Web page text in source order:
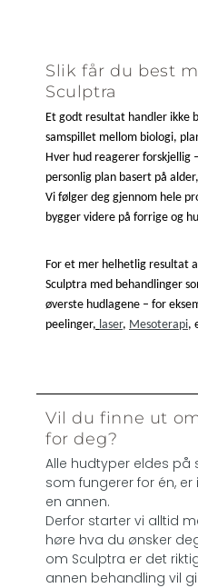
Slik får du best
Sculptra
Et godt resultat handler ikke
samspillet mellom biologi,
Hver hud reagerer forskjellig
personlig plan basert på
Vi følger deg gjennom hele
bygger videre på forrige og
For et mer helhetlig resultat
Sculptra med behandlinger
øverste hudlagene – for
peelinger, laser, Mesoterapi,
Vil du finne ut
for deg?
Alle hudtyper eldes
som fungerer for én,
en annen.
Derfor starter vi alltid
høre hva du ønsker
om Sculptra er det
annen behandling vil